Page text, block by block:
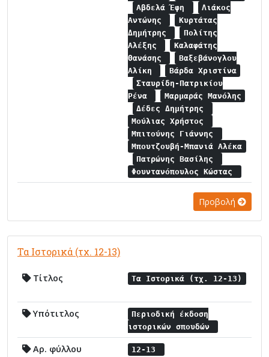
Αβδελά Έφη
Λιάκος
Αντώνης
Κυρτάτας
Δημήτρης
Πολίτης
Αλέξης
Καλαφάτης
Θανάσης
Βαξεβάνογλου
Αλίκη
Βάρδα Χριστίνα
Σταυρίδη-Πατρικίου
Ρένα
Μαρμαράς Μανόλης
Δέδες Δημήτρης
Μούλιας Χρήστος
Μπιτούνης Γιάννης
Μπουτζουβή-Μπανιά Αλέκα
Πατρώνης Βασίλης
Φουντανόπουλος Κώστας
Προβολή
Τα Ιστορικά (τχ. 12-13)
Τίτλος Τα Ιστορικά (τχ. 12-13)
Υπότιτλος
Περιοδική έκδοση
ιστορικών σπουδών
Αρ. φύλλου 12-13